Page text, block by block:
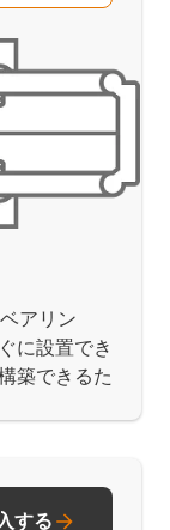
アリン
に設置でき
築できるた
する